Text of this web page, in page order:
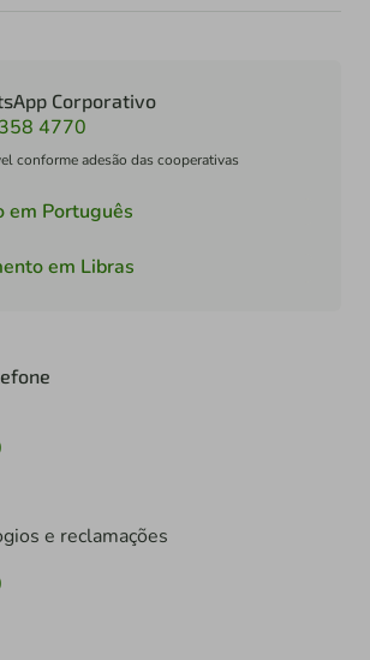
Corporativo
4770
conforme adesão das cooperativas
em Português
em Libras
e reclamações